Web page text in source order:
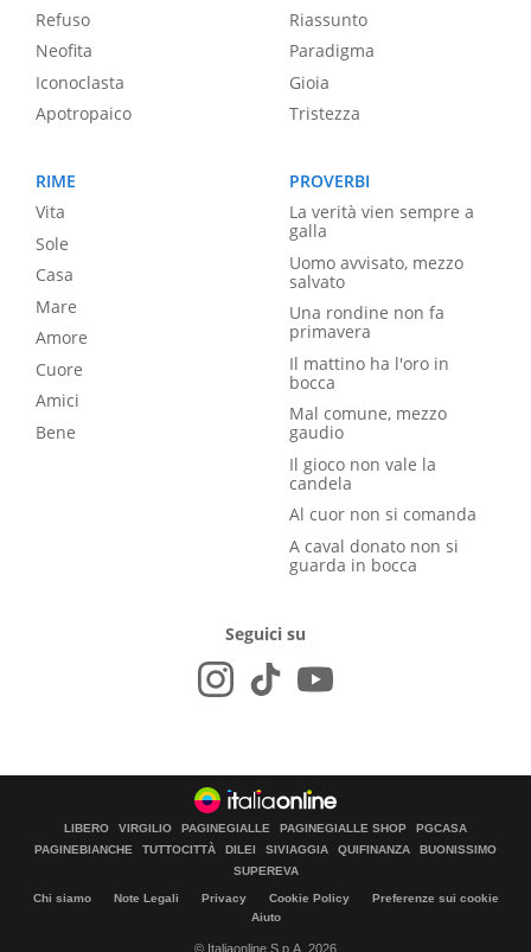
Refuso
Neofita
Iconoclasta
Apotropaico
Riassunto
Paradigma
Gioia
Tristezza
RIME
Vita
Sole
Casa
Mare
Amore
Cuore
Amici
Bene
PROVERBI
La verità vien sempre a
galla
Uomo avvisato, mezzo
salvato
Una rondine non fa
primavera
Il mattino ha l'oro in
bocca
Mal comune, mezzo
gaudio
Il gioco non vale la
candela
Al cuor non si comanda
A caval donato non si
guarda in bocca
Seguici su
LIBERO VIRGILIO PAGINEGIALLE PAGINEGIALLE SHOP
PGCASA
PAGINEBIANCHE
TUTTOCITTÀ DILEI SIVIAGGIA QUIFINANZA
BUONISSIMO
SUPEREVA
Chi siamo Note Legali Privacy Cookie Policy
Preferenze sui cookie
Aiuto
© Italiaonline S.p.A. 2026